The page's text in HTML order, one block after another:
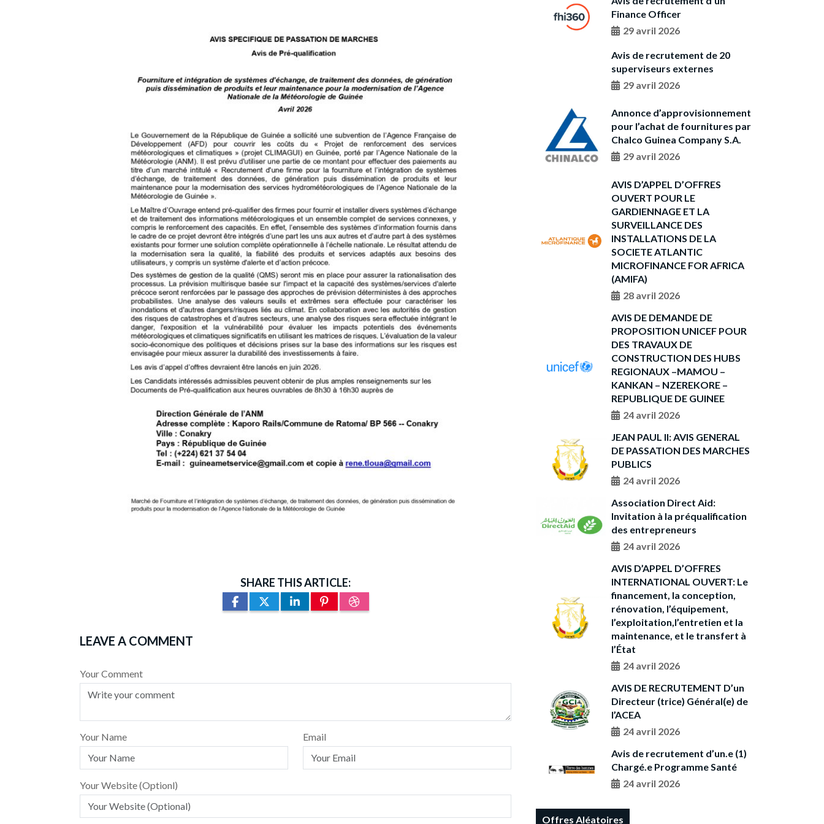
SHARE THIS ARTICLE:
LEAVE A COMMENT
Your Comment
Your Name Email
Your Website (Optionl)
Finance Officer
29 avril 2026
Avis de recrutement de 20
superviseurs externes
29 avril 2026
Annonce d’approvisionnement
pour l’achat de fournitures par
Chalco Guinea Company S.A.
29 avril 2026
AVIS D’APPEL D’OFFRES
OUVERT POUR LE
GARDIENNAGE ET LA
SURVEILLANCE DES
INSTALLATIONS DE LA
SOCIETE ATLANTIC
MICROFINANCE FOR AFRICA
(AMIFA)
28 avril 2026
AVIS DE DEMANDE DE
PROPOSITION UNICEF POUR
DES TRAVAUX DE
CONSTRUCTION DES HUBS
REGIONAUX –MAMOU –
KANKAN – NZEREKORE –
REPUBLIQUE DE GUINEE
24 avril 2026
JEAN PAUL II: AVIS GENERAL
DE PASSATION DES MARCHES
PUBLICS
24 avril 2026
Association Direct Aid:
Invitation à la préqualification
des entrepreneurs
24 avril 2026
AVIS D’APPEL D’OFFRES
INTERNATIONAL OUVERT: Le
financement, la conception,
rénovation, l’équipement,
l’exploitation,l’entretien et la
maintenance, et le transfert à
l’État
24 avril 2026
AVIS DE RECRUTEMENT D’un
Directeur (trice) Général(e) de
l’ACEA
24 avril 2026
Avis de recrutement d’un.e (1)
Chargé.e Programme Santé
24 avril 2026
Offres Aléatoires